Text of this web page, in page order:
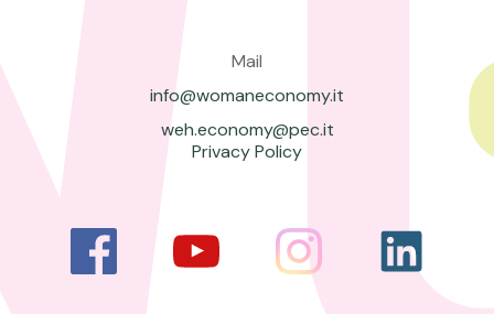
Mail
info@womaneconomy.it
weh.economy@pec.it
Privacy Policy